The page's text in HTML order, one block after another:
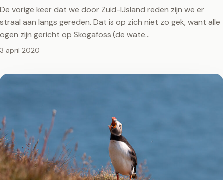
De vorige keer dat we door Zuid-IJsland reden zijn we er
straal aan langs gereden. Dat is op zich niet zo gek, want alle
ogen zijn gericht op Skogafoss (de wate…
3 april 2020